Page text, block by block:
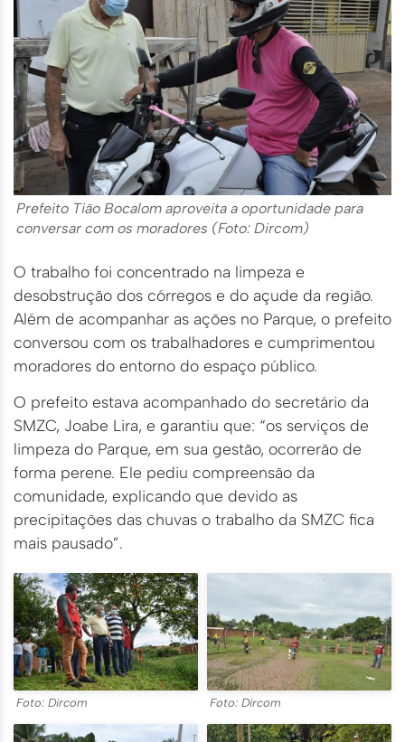
Prefeito Tião Bocalom aproveita a oportunidade para
conversar com os moradores (Foto: Dircom)
O trabalho foi concentrado na limpeza e
desobstrução dos córregos e do açude da região.
Além de acompanhar as ações no Parque, o prefeito
conversou com os trabalhadores e cumprimentou
moradores do entorno do espaço público.
O prefeito estava acompanhado do secretário da
SMZC, Joabe Lira, e garantiu que: “os serviços de
limpeza do Parque, em sua gestão, ocorrerão de
forma perene. Ele pediu compreensão da
comunidade, explicando que devido as
precipitações das chuvas o trabalho da SMZC fica
mais pausado”.
Foto: Dircom Foto: Dircom